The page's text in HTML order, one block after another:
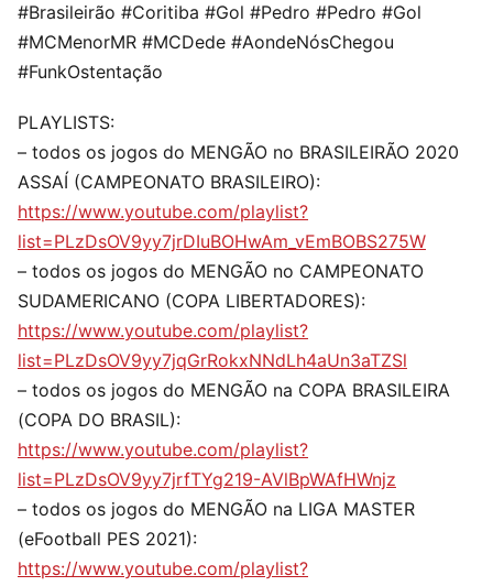
#Brasileirão #Coritiba #Gol #Pedro #Pedro #Gol
#MCMenorMR #MCDede #AondeNósChegou
#FunkOstentação
PLAYLISTS:
– todos os jogos do MENGÃO no BRASILEIRÃO 2020
ASSAÍ (CAMPEONATO BRASILEIRO):
https://www.youtube.com/playlist?
list=PLzDsOV9yy7jrDIuBOHwAm_vEmBOBS275W
– todos os jogos do MENGÃO no CAMPEONATO
SUDAMERICANO (COPA LIBERTADORES):
https://www.youtube.com/playlist?
list=PLzDsOV9yy7jqGrRokxNNdLh4aUn3aTZSl
– todos os jogos do MENGÃO na COPA BRASILEIRA
(COPA DO BRASIL):
https://www.youtube.com/playlist?
list=PLzDsOV9yy7jrfTYg219-AVlBpWAfHWnjz
– todos os jogos do MENGÃO na LIGA MASTER
(eFootball PES 2021):
https://www.youtube.com/playlist?